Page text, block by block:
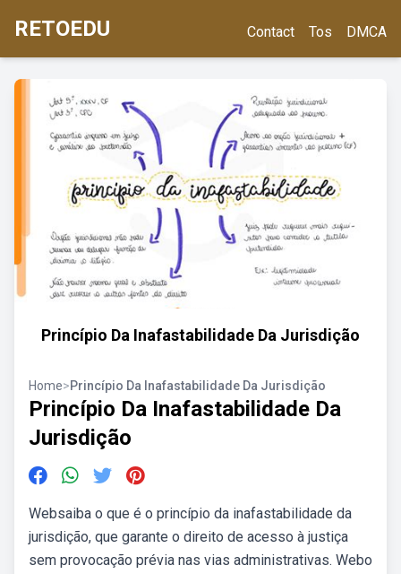
RETOEDU Contact Tos DMCA
Princípio Da Inafastabilidade Da Jurisdição
Home>Princípio Da Inafastabilidade Da Jurisdição
Princípio Da Inafastabilidade Da
Jurisdição
Websaiba o que é o princípio da inafastabilidade da
jurisdição, que garante o direito de acesso à justiça
sem provocação prévia nas vias administrativas. Webo